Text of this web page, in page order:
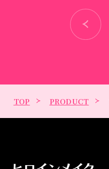
TOP PRODUCT